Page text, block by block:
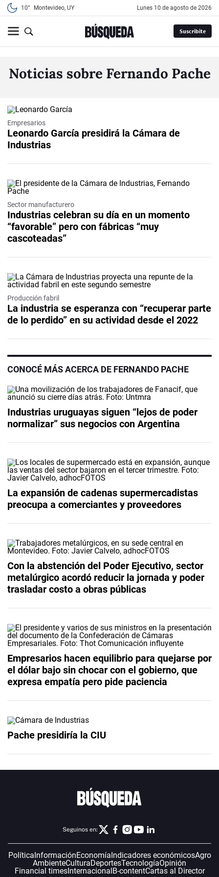
10° Montevideo, UY lunes 10 de agosto de 2026
Suscribite
Noticias sobre Fernando Pache
Empresarios
Leonardo García presidirá la Cámara de
Industrias
Sector manufacturero
Industrias celebran su día en un momento
“favorable” pero con fábricas “muy
cascoteadas”
Producción fabril
La industria se esperanza con “recuperar parte
de lo perdido” en su actividad desde el 2022
CONOCÉ MÁS ACERCA DE FERNANDO PACHE
Industrias uruguayas siguen “lejos de poder
normalizar” sus negocios con Argentina
La expansión de cadenas supermercadistas
preocupa a comerciantes y proveedores
Con la abstención del Poder Ejecutivo, sector
metalúrgico acordó reducir la jornada y poder
trasladar costo a obras públicas
Empresarios hacen equilibrio para quejarse por
el dólar bajo sin chocar con el gobierno, que
expresa empatía pero pide paciencia
Pache presidiría la CIU
Seguinos en:
Política InformaciónEconomía Indicadores económicosAgro
AmbienteCulturaDeportesTecnologíaOpinión
Financial timesInternacional B-contentCartas al Director